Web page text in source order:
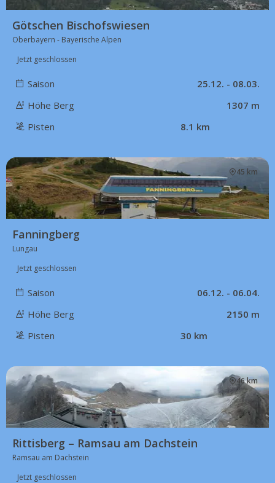
Götschen Bischofswiesen
Oberbayern - Bayerische Alpen
Jetzt geschlossen
Saison
25.12. - 08.03.
Höhe Berg
1307 m
Pisten
8.1 km
45 km
Fanningberg
Lungau
Jetzt geschlossen
Saison
06.12. - 06.04.
Höhe Berg
2150 m
Pisten
30 km
46 km
Rittisberg – Ramsau am Dachstein
Ramsau am Dachstein
Jetzt geschlossen